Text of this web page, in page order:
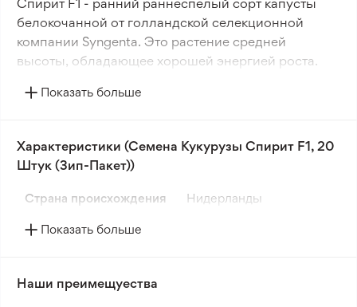
Спирит F1 - ранний раннеспелый сорт капусты
белокочанной от голландской селекционной
компании Syngenta. Это растение средней
высоты, обладающее хорошей энергией роста.
Сорт отличается скороспелостью и высокой
пластичность.
Спирит F1 обладает устойчивостью к ряду
распространенных заболеваний капустных
Показать больше
Характеристики (Семена Кукурузы Спирит F1, 20
Штук (Зип-Пакет))
Страна происхождения Нидерланды
Показать больше
Наши преимещуества